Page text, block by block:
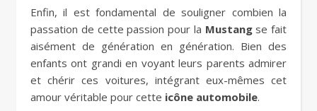
Enfin, il est fondamental de souligner combien la
passation de cette passion pour la Mustangse fait
aisément de génération en génération. Bien des
enfants ont grandi en voyant leurs parents admirer
et chérir ces voitures, intégrant eux-mêmes cet
amour véritable pour cette icône automobile.